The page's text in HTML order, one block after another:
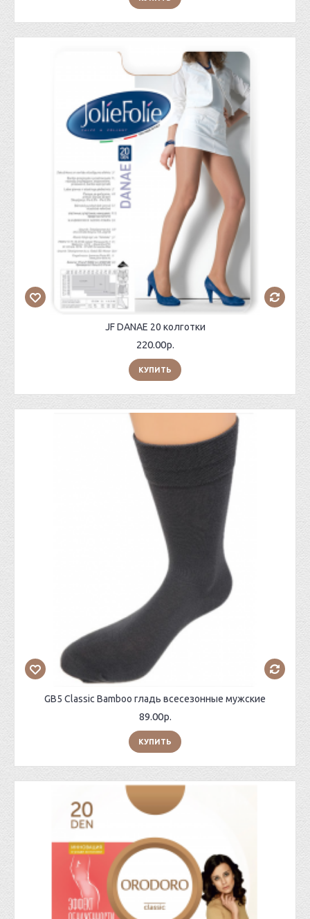
JF DANAE 20 колготки
220.00р.
КУПИТЬ
GB5 Classic Bamboo гладь всесезонные мужские
89.00р.
КУПИТЬ